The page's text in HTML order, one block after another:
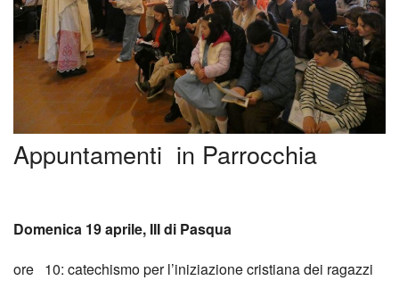
Appuntamenti in Parrocchia
Domenica 19 aprile, III di Pasqua
ore 10: catechismo per l’iniziazione cristiana dei ragazzi